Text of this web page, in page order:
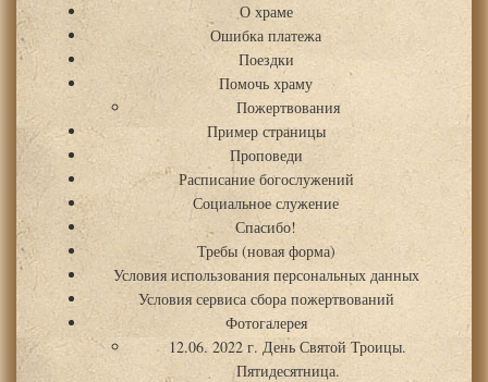
О храме
Ошибка платежа
Поездки
Помочь храму
Пожертвования
Пример страницы
Проповеди
Расписание богослужений
Социальное служение
Спасибо!
Требы (новая форма)
Условия использования персональных данных
Условия сервиса сбора пожертвований
Фотогалерея
12.06. 2022 г. День Святой Троицы.
Пятидесятница.